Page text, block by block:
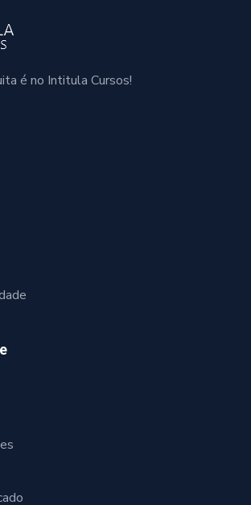
é no Intitula Cursos!